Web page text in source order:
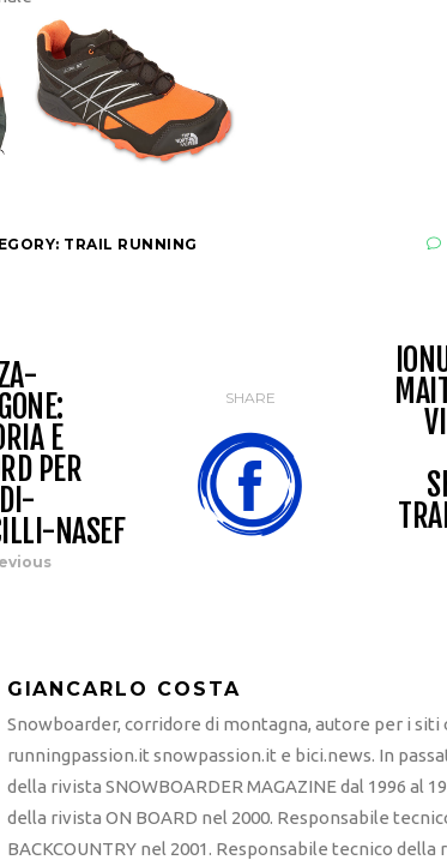
TRAIL RUNNING
E
PER
NASEF
SHARE
GIANCARLO COSTA
Snowboarder, corridore di montagna, autore per i
runningpassion.it snowpassion.it e bici.news. In
della rivista SNOWBOARDER MAGAZINE dal 1996 al
della rivista ON BOARD nel 2000. Responsabile
BACKCOUNTRY nel 2001. Responsabile tecnico della